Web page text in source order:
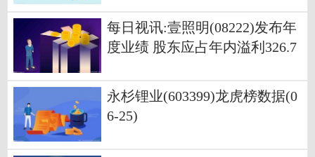
每日视讯:壹照明(08222)发布年
度业绩 股东应占年内溢利326.7
永杉锂业(603399)龙虎榜数据(0
6-25)